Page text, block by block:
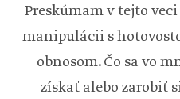
Preskúmam v tejto
manipulácii s
obnosom. Čo sa vo
získať alebo zarobiť